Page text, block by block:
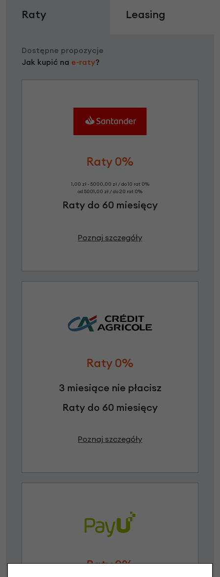
Raty Leasing
Dostępne propozycje
Jak kupić na e-raty?
Raty 0%
1,00 zł - 5000,00 zł / do 10 rat 0%
od 5001,00 zł / do 20 rat 0%
Raty do 60 miesięcy
Poznaj szczegóły
Raty 0%
3 miesiące nie płacisz
Raty do 60 miesięcy
Poznaj szczegóły
Raty 0%